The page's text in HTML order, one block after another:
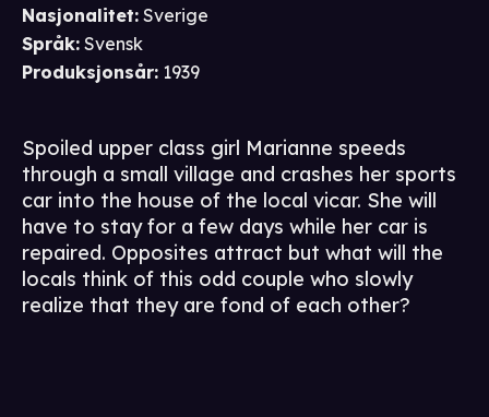
Nasjonalitet: Sverige
Språk: Svensk
Produksjonsår: 1939
Spoiled upper class girl Marianne speeds
through a small village and crashes her sports
car into the house of the local vicar. She will
have to stay for a few days while her car is
repaired. Opposites attract but what will the
locals think of this odd couple who slowly
realize that they are fond of each other?